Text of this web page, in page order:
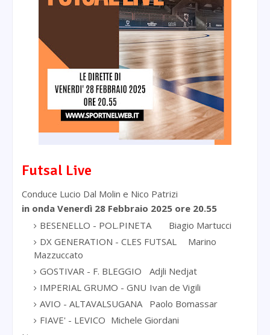
Futsal Live
Conduce Lucio Dal Molin e Nico Patrizi
in onda Venerdì 28 Febbraio 2025 ore 20.55
BESENELLO - POL.PINETA
Biagio Martucci
DX GENERATION - CLES FUTSAL
Marino
Mazzuccato
GOSTIVAR - F. BLEGGIO
Adjli Nedjat
IMPERIAL GRUMO - GNU Ivan de Vigili
AVIO - ALTAVALSUGANA
Paolo Bomassar
FIAVE' - LEVICO Michele Giordani